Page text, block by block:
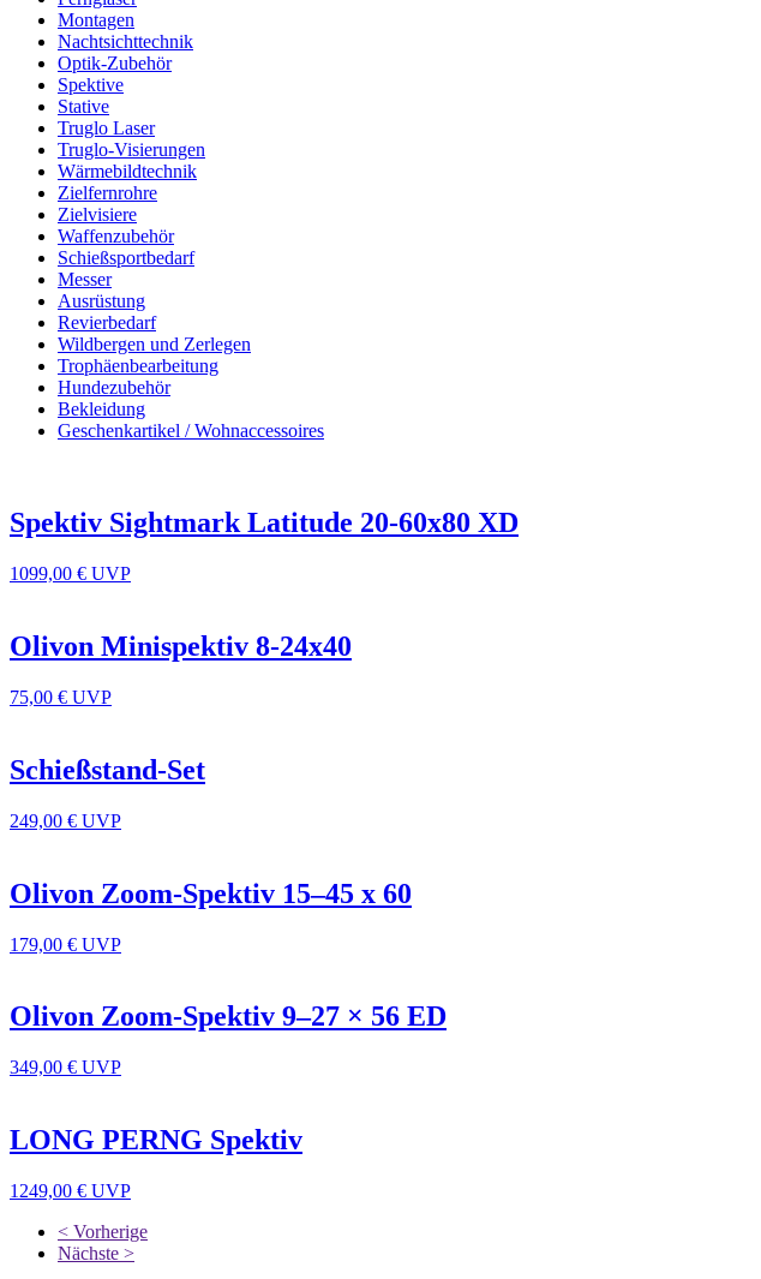
Montagen
Nachtsichttechnik
Optik-Zubehör
Spektive
Stative
Truglo Laser
Truglo-Visierungen
Wärmebildtechnik
Zielfernrohre
Zielvisiere
Waffenzubehör
Schießsportbedarf
Messer
Ausrüstung
Revierbedarf
Wildbergen und Zerlegen
Trophäenbearbeitung
Hundezubehör
Bekleidung
Geschenkartikel / Wohnaccessoires
Spektiv Sightmark Latitude 20-60x80 XD
1099,00 € UVP
Olivon Minispektiv 8-24x40
75,00 € UVP
Schießstand-Set
249,00 € UVP
Olivon Zoom-Spektiv 15–45 x 60
179,00 € UVP
Olivon Zoom-Spektiv 9–27 × 56 ED
349,00 € UVP
LONG PERNG Spektiv
1249,00 € UVP
< Vorherige
Nächste >